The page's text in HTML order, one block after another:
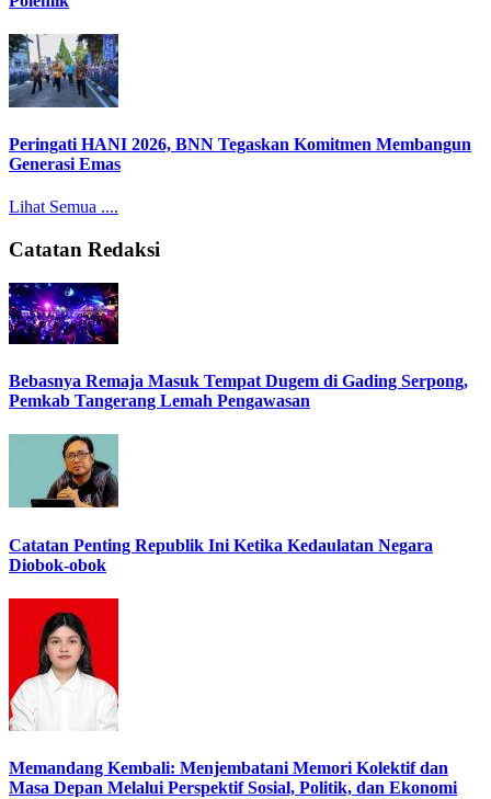
Peringati HANI 2026, BNN Tegaskan Komitmen Membangun
Generasi Emas
Lihat Semua ....
Catatan Redaksi
Bebasnya Remaja Masuk Tempat Dugem di Gading Serpong,
Pemkab Tangerang Lemah Pengawasan
Catatan Penting Republik Ini Ketika Kedaulatan Negara
Diobok-obok
Memandang Kembali: Menjembatani Memori Kolektif dan
Masa Depan Melalui Perspektif Sosial, Politik, dan Ekonomi